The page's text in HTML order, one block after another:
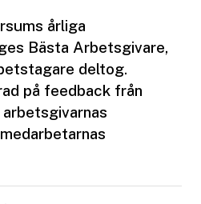
årliga
Bästa Arbetsgivare,
deltog.
på feedback från